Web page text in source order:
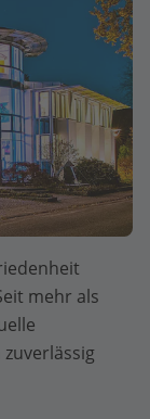
mehr als